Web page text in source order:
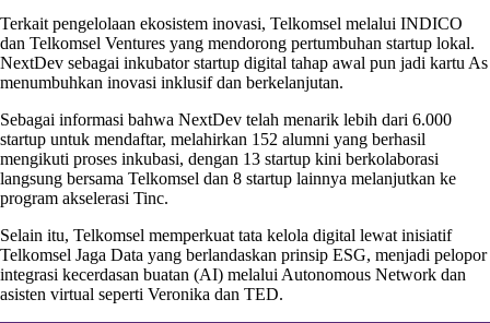
Terkait pengelolaan ekosistem inovasi, Telkomsel melalui INDICO
dan Telkomsel Ventures yang mendorong pertumbuhan startup lokal.
NextDev sebagai inkubator startup digital tahap awal pun jadi kartu As
menumbuhkan inovasi inklusif dan berkelanjutan.
Sebagai informasi bahwa NextDev telah menarik lebih dari 6.000
startup untuk mendaftar, melahirkan 152 alumni yang berhasil
mengikuti proses inkubasi, dengan 13 startup kini berkolaborasi
langsung bersama Telkomsel dan 8 startup lainnya melanjutkan ke
program akselerasi Tinc.
Selain itu, Telkomsel memperkuat tata kelola digital lewat inisiatif
Telkomsel Jaga Data yang berlandaskan prinsip ESG, menjadi pelopor
integrasi kecerdasan buatan (AI) melalui Autonomous Network dan
asisten virtual seperti Veronika dan TED.